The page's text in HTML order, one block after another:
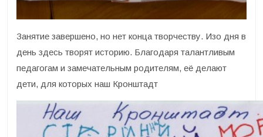
Занятие завершено, но нет конца творчеству. Изо дня в
день здесь творят историю. Благодаря талантливым
педагогам и замечательным родителям, её делают
дети, для которых наш Кронштадт